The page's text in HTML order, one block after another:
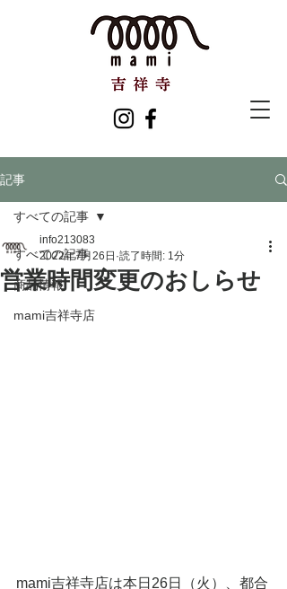
記事
すべての記事
商品情報
mami吉祥寺店
すべての記事
営業時間変更のおしらせ
info213083
2022年7月26日 読了時間: 1分
mami吉祥寺店は本日26日（火）、都合